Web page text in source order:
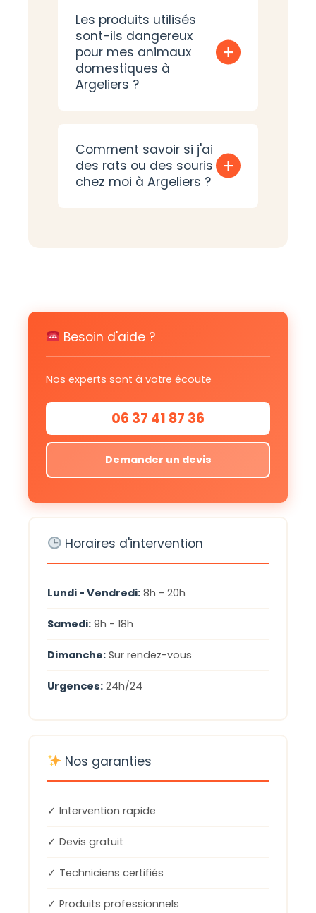
Les produits utilisés
sont-ils dangereux
pour mes animaux
domestiques à
Argeliers ?
+
Comment savoir si j'ai
des rats ou des souris
chez moi à Argeliers ?
+
Besoin d'aide ?
Nos experts sont à votre écoute
06 37 41 87 36
Demander un devis
Horaires d'intervention
Lundi - Vendredi: 8h - 20h
Samedi: 9h - 18h
Dimanche: Sur rendez-vous
Urgences: 24h/24
Nos garanties
✓ Intervention rapide
✓ Devis gratuit
✓ Techniciens certifiés
✓ Produits professionnels